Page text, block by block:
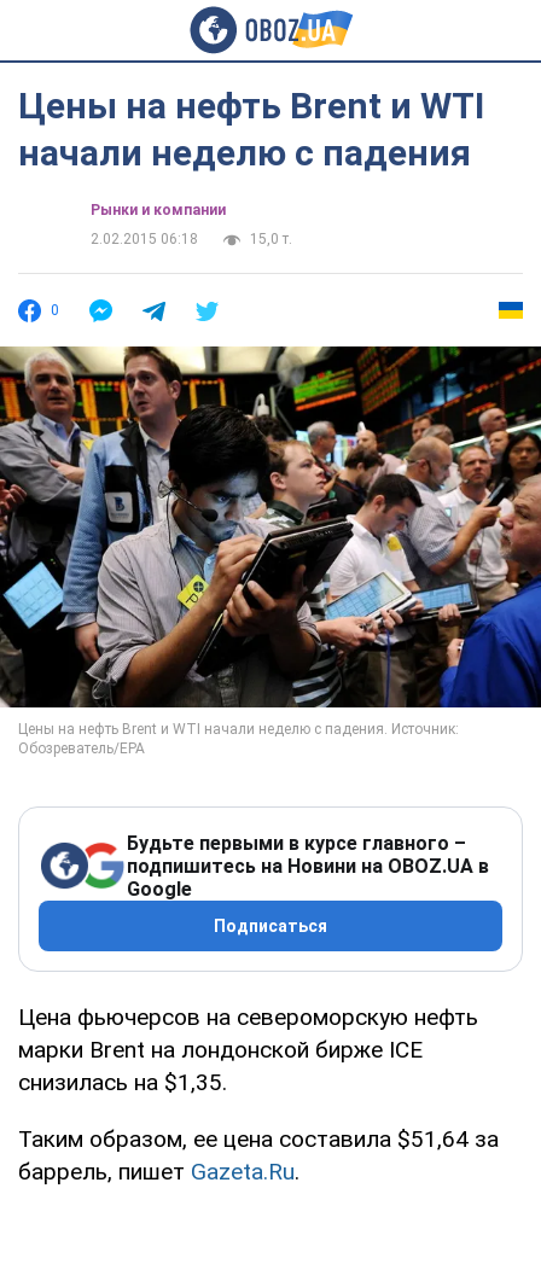
Цены на нефть Brent и WTI
начали неделю с падения
Рынки и компании
2.02.2015 06:18
15,0 т.
0
Будьте первыми в курсе главного –
подпишитесь на Новини на OBOZ.UA в
Google
Подписаться
Цена фьючерсов на североморскую нефть
марки Brent на лондонской бирже ICE
снизилась на $1,35.
Таким образом, ее цена составила $51,64 за
баррель, пишет Gazeta.Ru.